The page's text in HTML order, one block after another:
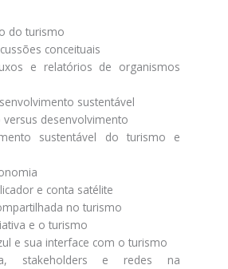
do turismo
conceituais
e relatórios de organismos
sustentável
versus desenvolvimento
sustentável do turismo e
e conta satélite
no turismo
e o turismo
e sua interface com o turismo
stakeholders e redes na